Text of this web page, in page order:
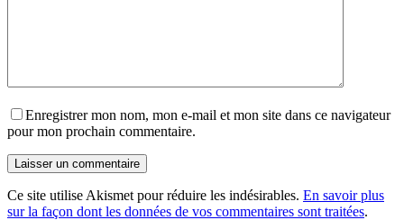
Enregistrer mon nom, mon e-mail et mon site dans ce navigateur
pour mon prochain commentaire.
Laisser un commentaire
Ce site utilise Akismet pour réduire les indésirables. En savoir plus
sur la façon dont les données de vos commentaires sont traitées.